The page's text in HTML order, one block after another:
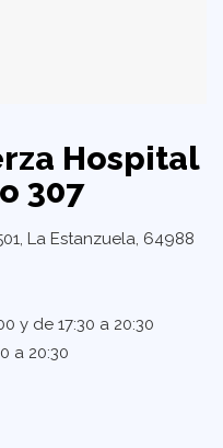
Hospital
307
La Estanzuela, 64988
y de 17:30 a 20:30
a 20:30